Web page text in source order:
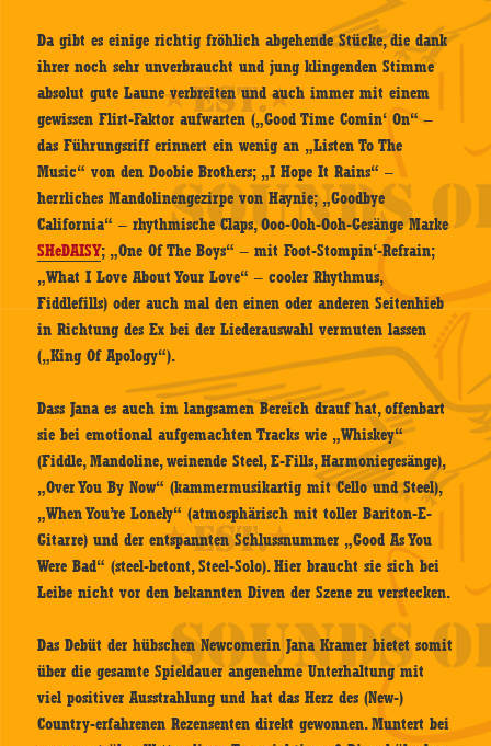
Da gibt es einige richtig fröhlich abgehende Stücke, die dank
ihrer noch sehr unverbraucht und jung klingenden Stimme
absolut gute Laune verbreiten und auch immer mit einem
gewissen Flirt-Faktor aufwarten („Good Time Comin‘ On“ –
das Führungsriff erinnert ein wenig an „Listen To The
Music“ von den Doobie Brothers; „I Hope It Rains“ –
herrliches Mandolinengezirpe von Haynie; „Goodbye
California“ – rhythmische Claps, Ooo-Ooh-Ooh-Gesänge Marke
SHeDAISY; „One Of The Boys“ – mit Foot-Stompin‘-Refrain;
„What I Love About Your Love“ – cooler Rhythmus,
Fiddlefills) oder auch mal den einen oder anderen Seitenhieb
in Richtung des Ex bei der Liederauswahl vermuten lassen
(„King Of Apology“).
Dass Jana es auch im langsamen Bereich drauf hat, offenbart
sie bei emotional aufgemachten Tracks wie „Whiskey“
(Fiddle, Mandoline, weinende Steel, E-Fills, Harmoniegesänge),
„Over You By Now“ (kammermusikartig mit Cello und Steel),
„When You’re Lonely“ (atmosphärisch mit toller Bariton-E-
Gitarre) und der entspannten Schlussnummer „Good As You
Were Bad“ (steel-betont, Steel-Solo). Hier braucht sie sich bei
Leibe nicht vor den bekannten Diven der Szene zu verstecken.
Das Debüt der hübschen Newcomerin Jana Kramer bietet somit
über die gesamte Spieldauer angenehme Unterhaltung mit
viel positiver Ausstrahlung und hat das Herz des (New-)
Country-erfahrenen Rezensenten direkt gewonnen. Muntert bei